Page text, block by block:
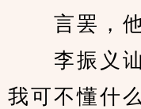
言罢，他
李振义讪
我可不懂什